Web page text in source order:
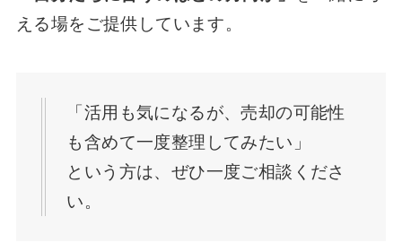
える場をご提供しています。
「活用も気になるが、売却の可能性
も含めて一度整理してみたい」
という方は、ぜひ一度ご相談くださ
い。